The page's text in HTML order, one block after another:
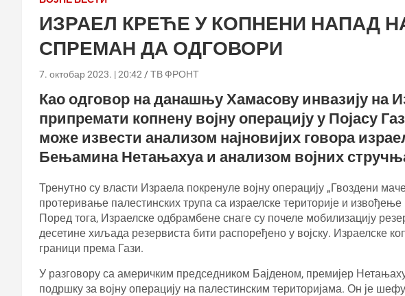
ИЗРАЕЛ КРЕЋЕ У КОПНЕНИ НАПАД
СПРЕМАН ДА ОДГОВОРИ
7. октобар 2023. | 20:42 ТВ ФРОНТ
Као одговор на данашњу Хамасову инвазију на
припремати копнену војну операцију у Појасу
може извести анализом најновијих говора
Бењамина Нетањахуа и анализом војних
Тренутно су власти Израела покренуле војну операцију „Гвоздени
протеривање палестинских трупа са израелске територије и
Поред тога, Израелске одбрамбене снаге су почеле мобилизацију
десетине хиљада резервиста бити распоређено у војску. Израелске
граници према Гази.
У разговору са америчким председником Бајденом, премијер
подршку за војну операцију на палестинским територијама. Он је